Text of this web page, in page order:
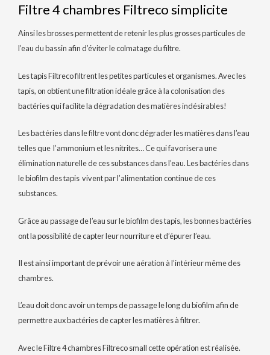
Filtre 4 chambres Filtreco simplicite
Ainsi les brosses permettent de retenir les plus grosses particules de
l’eau du bassin afin d’éviter le colmatage du filtre.
Les tapis Filtreco filtrent les petites particules et organismes. Avec les
tapis, on obtient une filtration idéale grâce à la colonisation des
bactéries qui facilite la dégradation des matières indésirables!
Les bactéries dans le filtre vont donc dégrader les matières dans l’eau
telles que l’ammonium et les nitrites… Ce qui favorisera une
élimination naturelle de ces substances dans l’eau. Les bactéries dans
le biofilm des tapis vivent par l’alimentation continue de ces
substances.
Grâce au passage de l’eau sur le biofilm des tapis, les bonnes bactéries
ont la possibilité de capter leur nourriture et d’épurer l’eau.
Il est ainsi important de prévoir une aération à l’intérieur même des
chambres.
L’eau doit donc avoir un temps de passage le long du biofilm afin de
permettre aux bactéries de capter les matières à filtrer.
Avec leFiltre 4 chambres Filtreco small cette opération est réalisée.